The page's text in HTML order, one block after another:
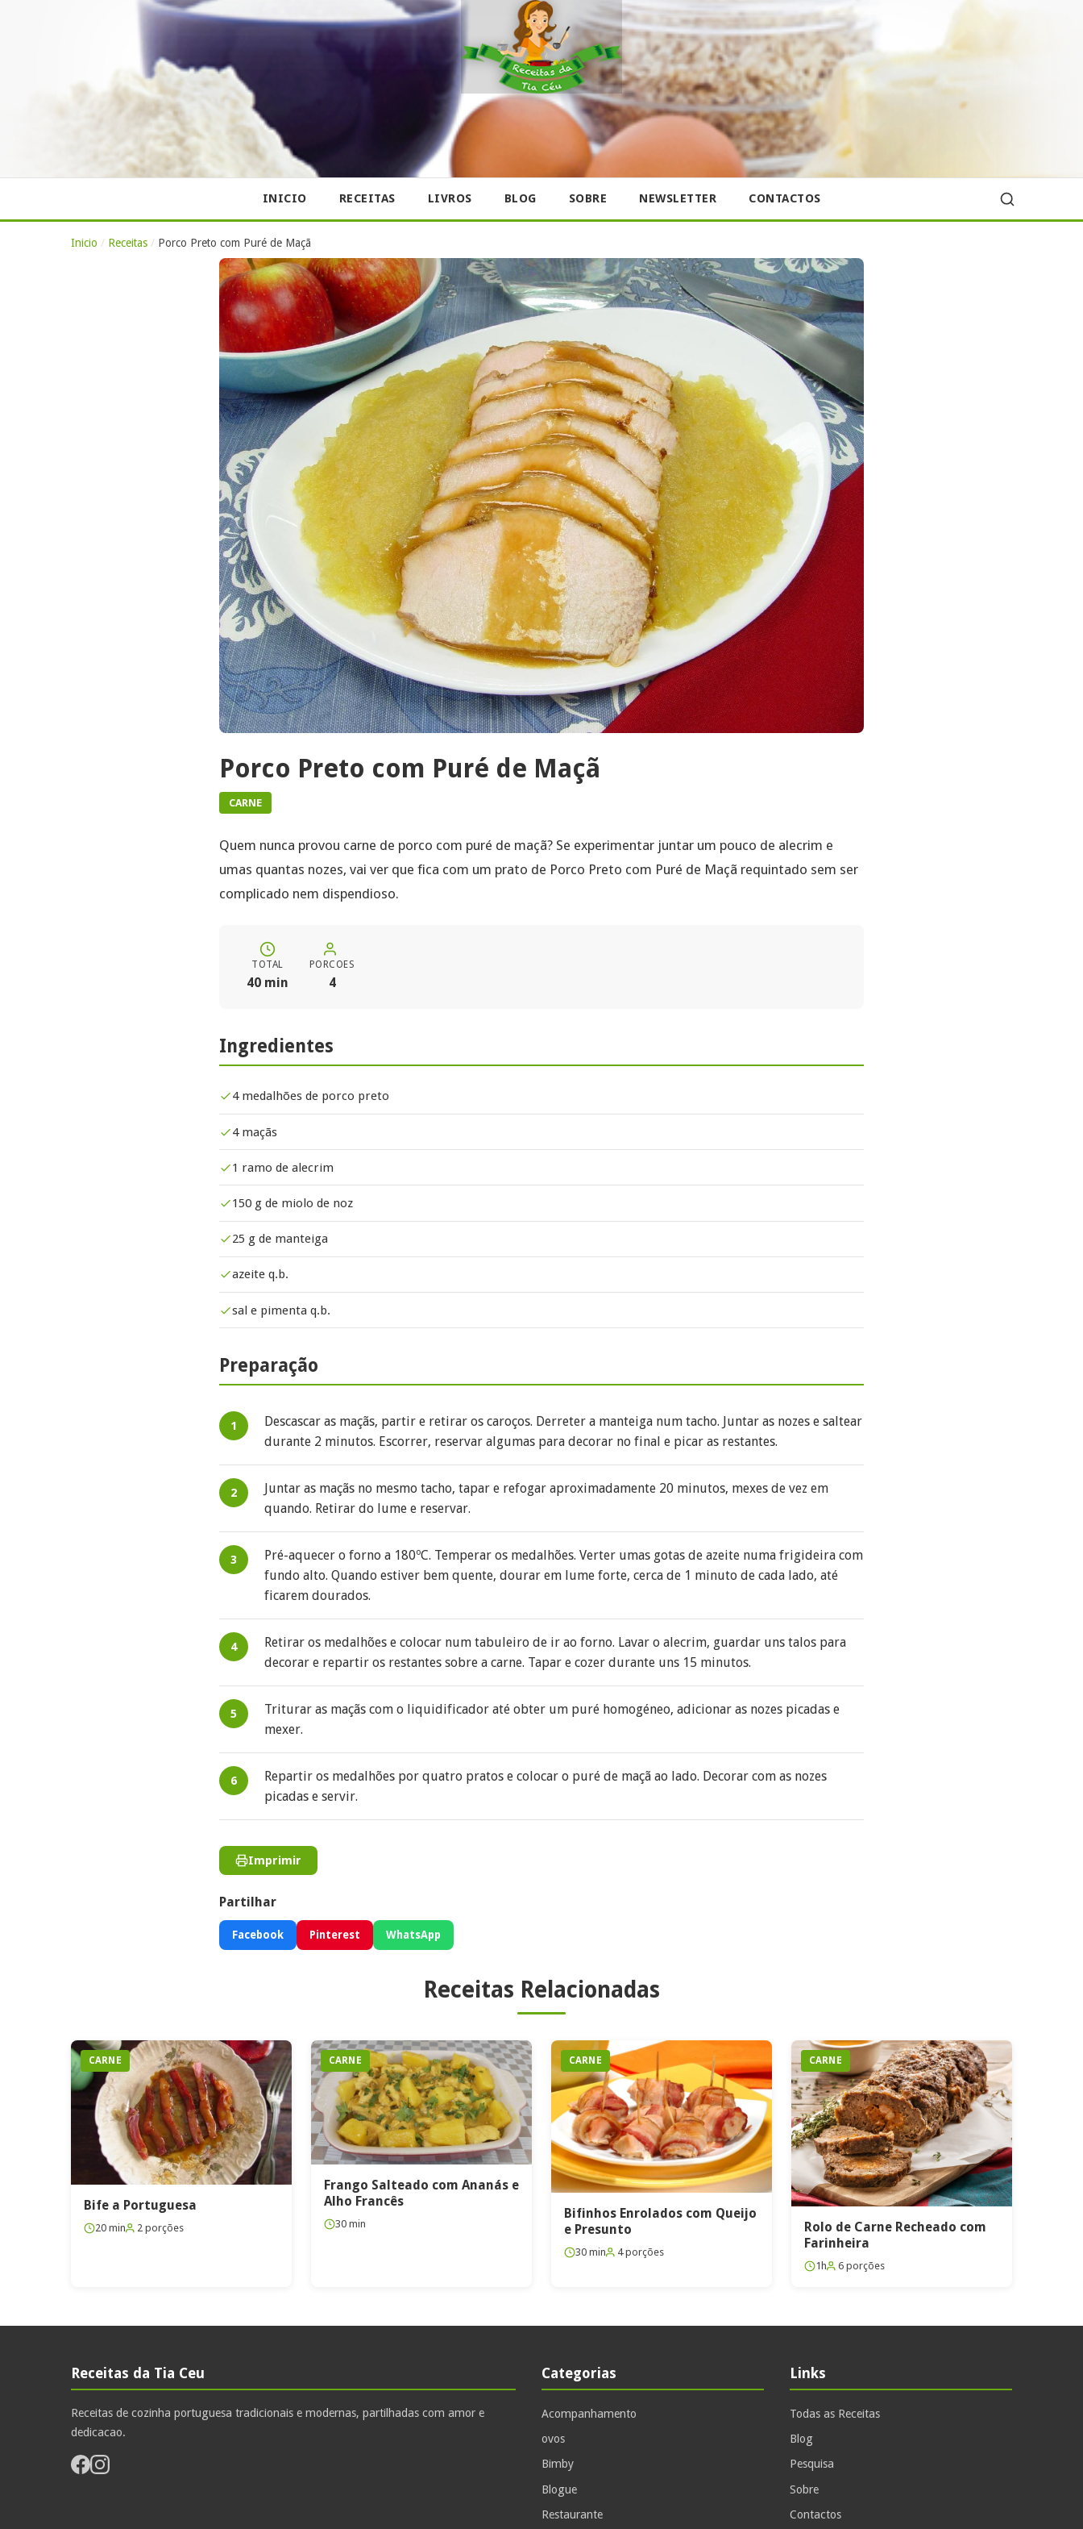
INICIO RECEITAS LIVROS BLOG SOBRE NEWSLETTER CONTACTOS
Inicio / Receitas / Porco Preto com Puré de Maçã
Porco Preto com Puré de Maçã
CARNE
Quem nunca provou carne de porco com puré de maçã? Se experimentar juntar um pouco de alecrim e
umas quantas nozes, vai ver que fica com um prato de Porco Preto com Puré de Maçã requintado sem ser
complicado nem dispendioso.
TOTAL
40 min
PORCOES
4
Ingredientes
4 medalhões de porco preto
4 maçãs
1 ramo de alecrim
150 g de miolo de noz
25 g de manteiga
azeite q.b.
sal e pimenta q.b.
Preparação
Descascar as maçãs, partir e retirar os caroços. Derreter a manteiga num tacho. Juntar as nozes e saltear
durante 2 minutos. Escorrer, reservar algumas para decorar no final e picar as restantes.
Juntar as maçãs no mesmo tacho, tapar e refogar aproximadamente 20 minutos, mexes de vez em
quando. Retirar do lume e reservar.
Pré-aquecer o forno a 180ºC. Temperar os medalhões. Verter umas gotas de azeite numa frigideira com
fundo alto. Quando estiver bem quente, dourar em lume forte, cerca de 1 minuto de cada lado, até
ficarem dourados.
Retirar os medalhões e colocar num tabuleiro de ir ao forno. Lavar o alecrim, guardar uns talos para
decorar e repartir os restantes sobre a carne. Tapar e cozer durante uns 15 minutos.
Triturar as maçãs com o liquidificador até obter um puré homogéneo, adicionar as nozes picadas e
mexer.
Repartir os medalhões por quatro pratos e colocar o puré de maçã ao lado. Decorar com as nozes
picadas e servir.
Imprimir
Partilhar
Facebook Pinterest WhatsApp
Receitas Relacionadas
CARNE
Bife a Portuguesa
20 min 2 porções
CARNE
Frango Salteado com Ananás e
Alho Francês
30 min
CARNE
Bifinhos Enrolados com Queijo
e Presunto
30 min 4 porções
CARNE
Rolo de Carne Recheado com
Farinheira
1h 6 porções
Receitas da Tia Ceu
Receitas de cozinha portuguesa tradicionais e modernas, partilhadas com amor e
dedicacao.
Categorias
Acompanhamento
ovos
Bimby
Blogue
Restaurante
Links
Todas as Receitas
Blog
Pesquisa
Sobre
Contactos